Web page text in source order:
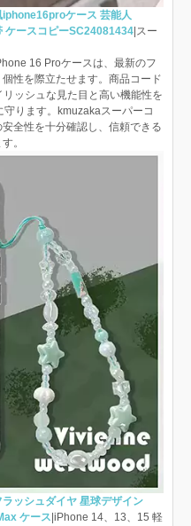
ケース 芸能人
ースコピーSC24081434 |スー
16 Proケースは、最新のフ
性を際立たせます。商品コード
ッシュな見た目と高い機能性を
ります。kmuzakaスーパーコ
全性を十分確認し、信頼できる
。
ラッシュダイヤ 星球デザイン
ケース |iPhone 14、13、15 軽